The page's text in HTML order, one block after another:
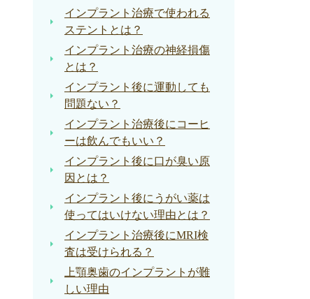
インプラント治療で使われる
ステントとは？
インプラント治療の神経損傷
とは？
インプラント後に運動しても
問題ない？
インプラント治療後にコーヒ
ーは飲んでもいい？
インプラント後に口が臭い原
因とは？
インプラント後にうがい薬は
使ってはいけない理由とは？
インプラント治療後にMRI検
査は受けられる？
上顎奥歯のインプラントが難
しい理由